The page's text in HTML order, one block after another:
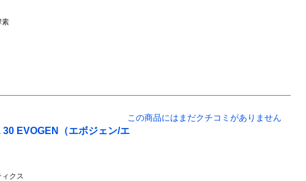
素
この商品にはまだクチコミがありません
EVOGEN（エボジェン/エ
クス